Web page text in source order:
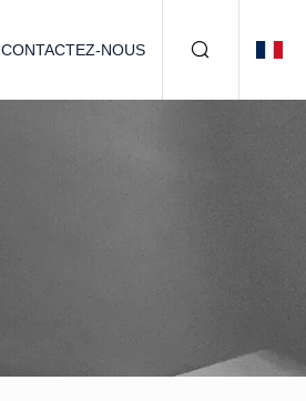
CONTACTEZ-NOUS